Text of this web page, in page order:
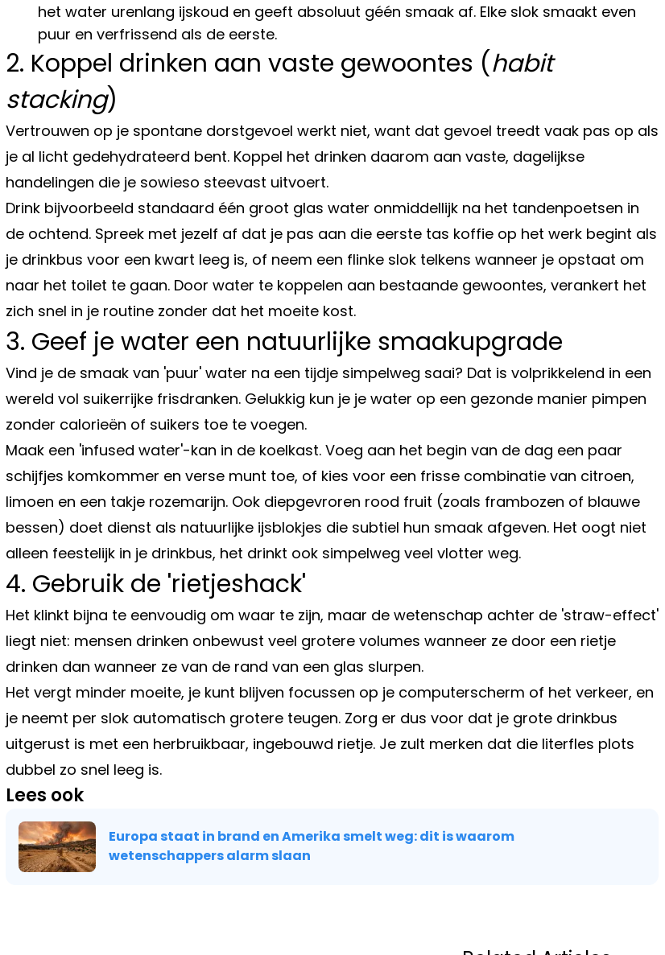
het water urenlang ijskoud en geeft absoluut géén smaak af. Elke slok smaakt even
puur en verfrissend als de eerste.
2. Koppel drinken aan vaste gewoontes (habit
stacking)
Vertrouwen op je spontane dorstgevoel werkt niet, want dat gevoel treedt vaak pas op als
je al licht gedehydrateerd bent. Koppel het drinken daarom aan vaste, dagelijkse
handelingen die je sowieso steevast uitvoert.
Drink bijvoorbeeld standaard één groot glas water onmiddellijk na het tandenpoetsen in
de ochtend. Spreek met jezelf af dat je pas aan die eerste tas koffie op het werk begint als
je drinkbus voor een kwart leeg is, of neem een flinke slok telkens wanneer je opstaat om
naar het toilet te gaan. Door water te koppelen aan bestaande gewoontes, verankert het
zich snel in je routine zonder dat het moeite kost.
3. Geef je water een natuurlijke smaakupgrade
Vind je de smaak van 'puur' water na een tijdje simpelweg saai? Dat is volprikkelend in een
wereld vol suikerrijke frisdranken. Gelukkig kun je je water op een gezonde manier pimpen
zonder calorieën of suikers toe te voegen.
Maak een 'infused water'-kan in de koelkast. Voeg aan het begin van de dag een paar
schijfjes komkommer en verse munt toe, of kies voor een frisse combinatie van citroen,
limoen en een takje rozemarijn. Ook diepgevroren rood fruit (zoals frambozen of blauwe
bessen) doet dienst als natuurlijke ijsblokjes die subtiel hun smaak afgeven. Het oogt niet
alleen feestelijk in je drinkbus, het drinkt ook simpelweg veel vlotter weg.
4. Gebruik de 'rietjeshack'
Het klinkt bijna te eenvoudig om waar te zijn, maar de wetenschap achter de 'straw-effect'
liegt niet: mensen drinken onbewust veel grotere volumes wanneer ze door een rietje
drinken dan wanneer ze van de rand van een glas slurpen.
Het vergt minder moeite, je kunt blijven focussen op je computerscherm of het verkeer, en
je neemt per slok automatisch grotere teugen. Zorg er dus voor dat je grote drinkbus
uitgerust is met een herbruikbaar, ingebouwd rietje. Je zult merken dat die literfles plots
dubbel zo snel leeg is.
Lees ook
Europa staat in brand en Amerika smelt weg: dit is waarom
wetenschappers alarm slaan
MET DEZE